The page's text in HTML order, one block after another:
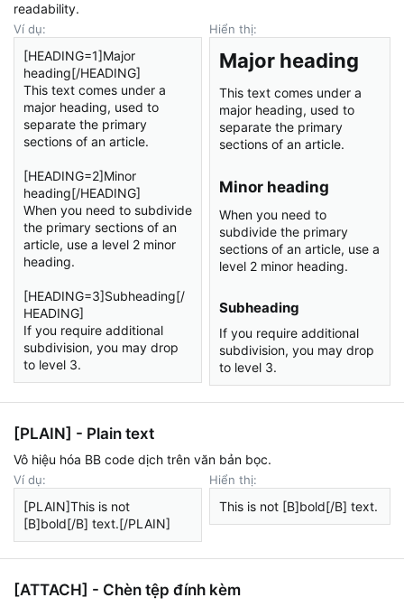
readability.
Ví dụ:
[HEADING=1]Major
heading[/HEADING]
This text comes under a
major heading, used to
separate the primary
sections of an article.
[HEADING=2]Minor
heading[/HEADING]
When you need to subdivide
the primary sections of an
article, use a level 2 minor
heading.
[HEADING=3]Subheading[/
HEADING]
If you require additional
subdivision, you may drop
to level 3.
Hiển thị:
Major heading​
This text comes under a
major heading, used to
separate the primary
sections of an article.
Minor heading​
When you need to
subdivide the primary
sections of an article, use a
level 2 minor heading.
Subheading​
If you require additional
subdivision, you may drop
to level 3.
[PLAIN] - Plain text
Vô hiệu hóa BB code dịch trên văn bản bọc.
Ví dụ:
[PLAIN]This is not
[B]bold[/B] text.[/PLAIN]
Hiển thị:
This is not [B]bold[/B] text.
[ATTACH] - Chèn tệp đính kèm